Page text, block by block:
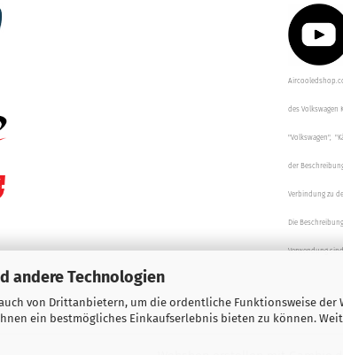
andere Technologien
von Drittanbietern, um die ordentliche Funktionsweise der
ein bestmögliches Einkaufserlebnis bieten zu können.
des Volkswagen
"Volkswagen",
der
Verbindung zu
Die
Verwendung